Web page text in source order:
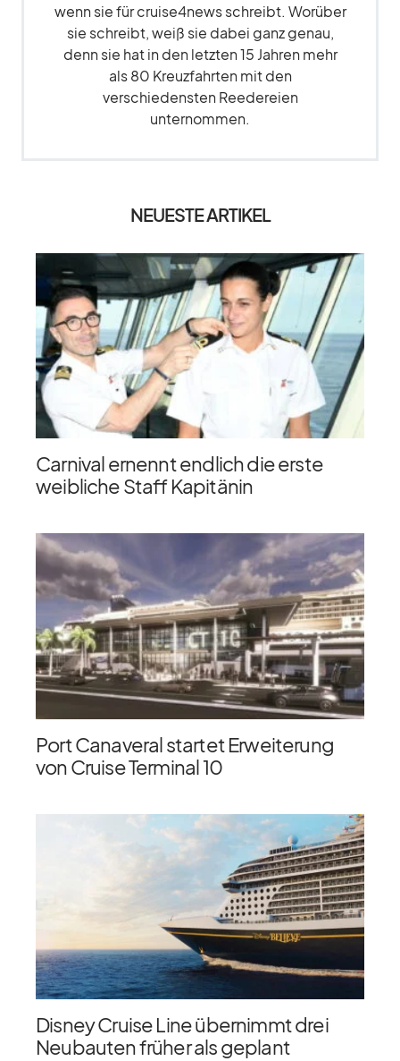
wenn sie für cruise4news schreibt. Worüber
sie schreibt, weiß sie dabei ganz genau,
denn sie hat in den letzten 15 Jahren mehr
als 80 Kreuzfahrten mit den
verschiedensten Reedereien
unternommen.
NEUESTE ARTIKEL
Carnival ernennt endlich die erste
weibliche Staff Kapitänin
Port Canaveral startet Erweiterung
von Cruise Terminal 10
Disney Cruise Line übernimmt drei
Neubauten früher als geplant